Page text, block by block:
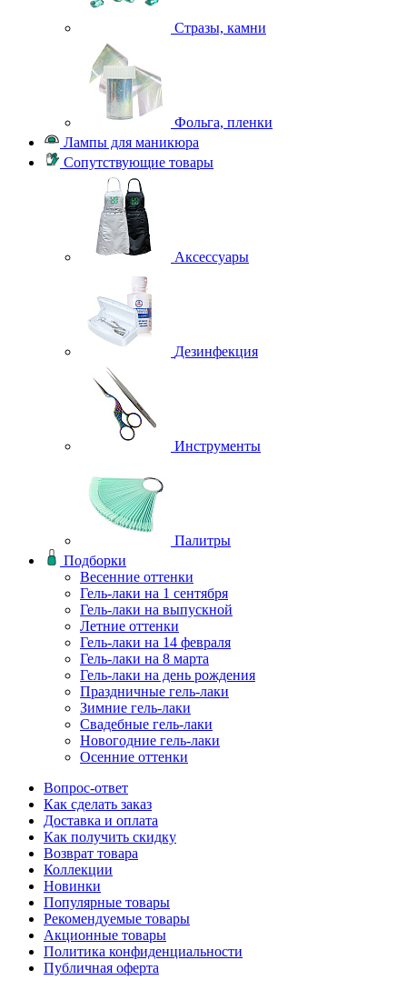
Стразы, камни
Фольга, пленки
Лампы для маникюра
Сопутствующие товары
Аксессуары
Дезинфекция
Инструменты
Палитры
Подборки
Весенние оттенки
Гель-лаки на 1 сентября
Гель-лаки на выпускной
Летние оттенки
Гель-лаки на 14 февраля
Гель-лаки на 8 марта
Гель-лаки на день рождения
Праздничные гель-лаки
Зимние гель-лаки
Свадебные гель-лаки
Новогодние гель-лаки
Осенние оттенки
Вопрос-ответ
Как сделать заказ
Доставка и оплата
Как получить скидку
Возврат товара
Коллекции
Новинки
Популярные товары
Рекомендуемые товары
Акционные товары
Политика конфиденциальности
Публичная оферта